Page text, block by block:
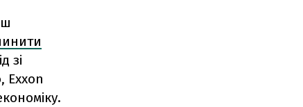
зі
Exxon